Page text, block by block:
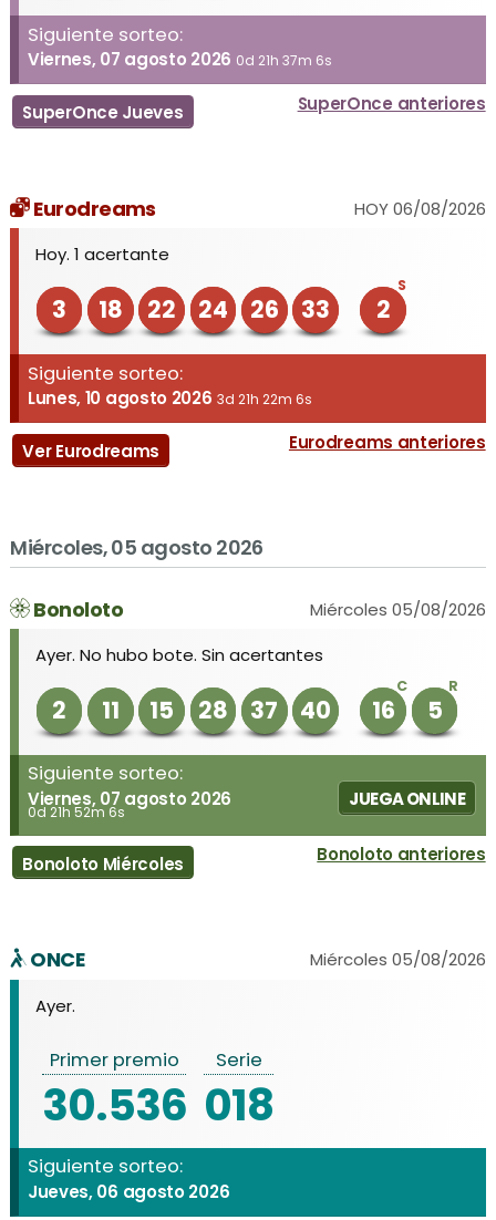
Siguiente sorteo:
Viernes, 07 agosto 2026 0d 21h 37m 6s
SuperOnce Jueves SuperOnce anteriores
Eurodreams
HOY 06/08/2026
Hoy. 1 acertante
3 18 22 24 26 33
S
2
Siguiente sorteo:
Lunes, 10 agosto 2026 3d 21h 22m 6s
Ver Eurodreams Eurodreams anteriores
Miércoles, 05 agosto 2026
Bonoloto
Miércoles 05/08/2026
Ayer. No hubo bote. Sin acertantes
2 11 15 28 37 40
C
16
R
5
Siguiente sorteo:
Viernes, 07 agosto 2026
0d 21h 52m 6s
JUEGA ONLINE
Bonoloto Miércoles Bonoloto anteriores
ONCE
Miércoles 05/08/2026
Ayer.
Primer premio
30.536
Serie
018
Siguiente sorteo:
Jueves, 06 agosto 2026